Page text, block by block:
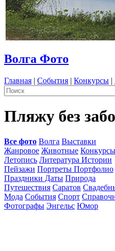
Волга Фото
Главная | События | Конкурсы |
Пляжу без
Все фото Волга Выставки
Жанровое Животные Конкурсы
Летопись Литература Истории
Пейзажи Портреты Портфолио
Праздники Даты Природа
Путешествия Саратов
Мода События Спорт
Фотографы Энгельс Юмор